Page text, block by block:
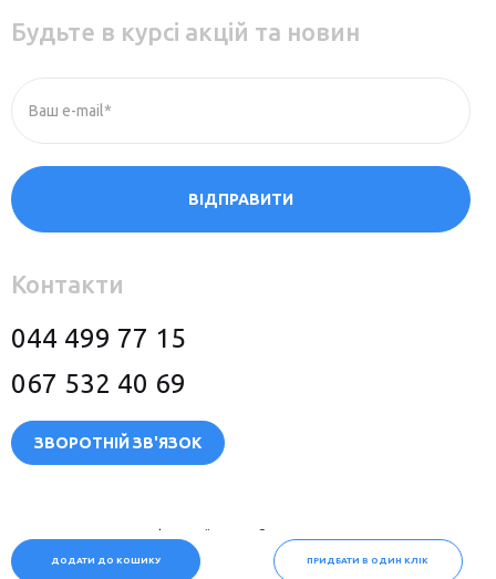
ДОДАТИ ДО КОШИКУ ПРИДБАТИ В ОДИН КЛІК
Будьте в курсі акцій та новин
Ваш e-mail*
ВІДПРАВИТИ
Контакти
044 499 77 15
067 532 40 69
ЗВОРОТНІЙ ЗВ'ЯЗОК
Сайт розробили: megasite.